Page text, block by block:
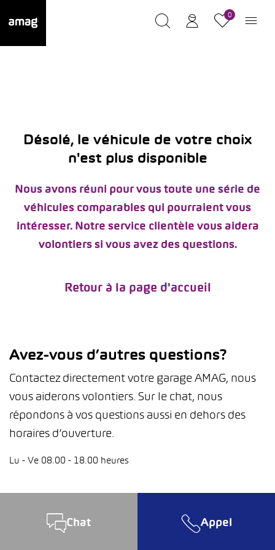
0
Désolé, le véhicule de votre choix
n'est plus disponible
Nous avons réuni pour vous toute une série de
véhicules comparables qui pourraient vous
intéresser. Notre service clientèle vous aidera
volontiers si vous avez des questions.
Retour à la page d'accueil
Avez-vous d’autres questions?
Contactez directement votre garage AMAG, nous
vous aiderons volontiers. Sur le chat, nous
répondons à vos questions aussi en dehors des
horaires d’ouverture.
Lu - Ve 08.00 - 18.00 heures
Chat Appel